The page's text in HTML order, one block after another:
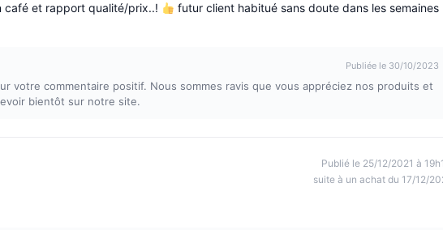
café et rapport qualité/prix..!
futur client habitué sans doute dans les semaines
Publiée le 30/10/2023
votre commentaire positif. Nous sommes ravis que vous appréciez nos produits et
bientôt sur notre site.
Publié le 25/12/2021 à
suite à un achat du 17/12/